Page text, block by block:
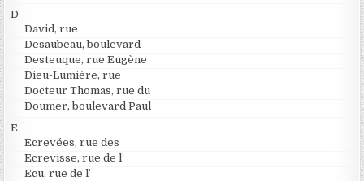
D
David, rue
Desaubeau, boulevard
Desteuque, rue Eugène
Dieu-Lumière, rue
Docteur Thomas, rue du
Doumer, boulevard Paul
E
Ecrevées, rue des
Ecrevisse, rue de l’
Ecu, rue de l’